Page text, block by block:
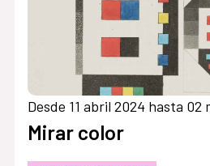
Desde 11 abril 2024 hasta 02
Mirar color